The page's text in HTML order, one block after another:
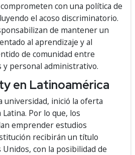
con una política de
el acoso discriminatorio.
de mantener un
al aprendizaje y al
de comunidad entre
y personal administrativo.
en Latinoamérica
universidad, inició la oferta
Por lo que, los
emprender estudios
recibirán un título
con la posibilidad de